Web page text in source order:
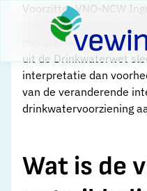
Direct naar content
Terug naar de
Voorzitter VNO-NCW
zakelijke klanten en het
Minister van IenW
uit de Drinkwaterwet
interpretatie dan
van de veranderende
drinkwatervoorziening
Wat is de